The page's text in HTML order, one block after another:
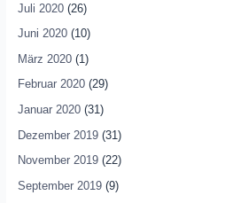
Juli 2020(26)
Juni 2020(10)
März 2020(1)
Februar 2020(29)
Januar 2020(31)
Dezember 2019(31)
November 2019(22)
September 2019(9)